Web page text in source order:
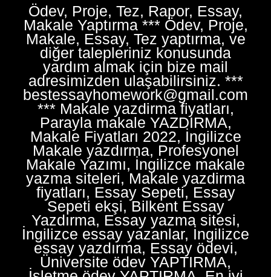
Ödev, Proje, Tez, Rapor, Essay,
Makale Yaptırma *** Ödev, Proje,
Makale, Essay, Tez yaptırma, ve
diğer talepleriniz konusunda
yardım almak için bize mail
adresimizden ulaşabilirsiniz. ***
bestessayhomework@gmail.com
*** Makale yazdirma fiyatları,
Parayla makale YAZDIRMA,
Makale Fiyatları 2022, İngilizce
Makale yazdırma, Profesyonel
Makale Yazımı, İngilizce makale
yazma siteleri, Makale yazdirma
fiyatları, Essay Sepeti, Essay
Sepeti ekşi, Bilkent Essay
Yazdırma, Essay yazma sitesi,
İngilizce essay yazanlar, İngilizce
essay yazdırma, Essay ödevi,
Üniversite ödev YAPTIRMA,